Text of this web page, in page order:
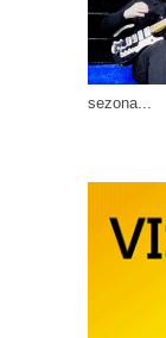
sezona...